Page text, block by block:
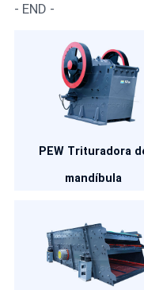
- END -
PEW Trituradora
mandíbula